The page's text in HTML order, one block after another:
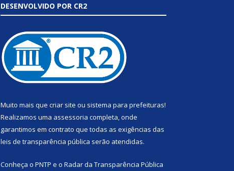
DESENVOLVIDO POR CR2
Muito mais que criar site ou sistema para prefeituras!
Realizamos uma assessoria completa, onde
garantimos em contrato que todas as exigências das
leis de transparência pública serão atendidas.
Conheça o PNTP e o Radar da Transparência Pública